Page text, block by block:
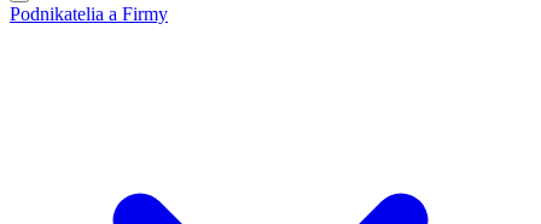
Podnikatelia a Firmy